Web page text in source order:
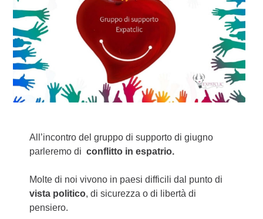
All’incontro del gruppo di supporto di giugno
parleremo diconflitto in espatrio.
Molte di noi vivono in paesi difficili dal punto di
vista politico, di sicurezza o di libertà di
pensiero.